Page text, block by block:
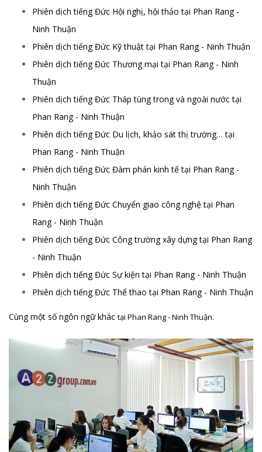
Phiên dịch tiếng Đức Hội nghị, hội thảo tại Phan Rang -
Ninh Thuận
Phiên dịch tiếng Đức Kỹ thuật tại Phan Rang - Ninh Thuận
Phiên dịch tiếng Đức Thương mại tại Phan Rang - Ninh
Thuận
Phiên dịch tiếng Đức Tháp tùng trong và ngoài nước tại
Phan Rang - Ninh Thuận
Phiên dịch tiếng Đức Du lịch, khảo sát thị trường… tại
Phan Rang - Ninh Thuận
Phiên dịch tiếng Đức Đàm phán kinh tế tại Phan Rang -
Ninh Thuận
Phiên dịch tiếng Đức Chuyển giao công nghệ tại Phan
Rang - Ninh Thuận
Phiên dịch tiếng Đức Công trường xây dựng tại Phan Rang
- Ninh Thuận
Phiên dịch tiếng Đức Sự kiện tại Phan Rang - Ninh Thuận
Phiên dịch tiếng Đức Thể thao tại Phan Rang - Ninh Thuận
Cùng một số ngôn ngữ khác tại Phan Rang - Ninh Thuận.